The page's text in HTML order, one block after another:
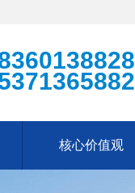
核心价值观